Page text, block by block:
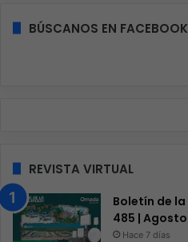
BÚSCANOS EN FACEBOOK
REVISTA VIRTUAL
Boletín de
485 |
Hace 7 días